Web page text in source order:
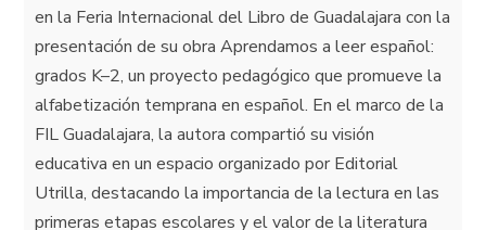
en la Feria Internacional del Libro de Guadalajara con la
presentación de su obra Aprendamos a leer español:
grados K–2, un proyecto pedagógico que promueve la
alfabetización temprana en español. En el marco de la
FIL Guadalajara, la autora compartió su visión
educativa en un espacio organizado por Editorial
Utrilla, destacando la importancia de la lectura en las
primeras etapas escolares y el valor de la literatura